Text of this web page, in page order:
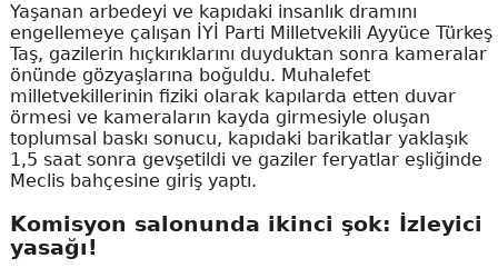
Yaşanan arbedeyi ve kapıdaki insanlık dramını
engellemeye çalışan İYİ Parti Milletvekili Ayyüce Türkeş
Taş, gazilerin hıçkırıklarını duyduktan sonra kameralar
önünde gözyaşlarına boğuldu. Muhalefet
milletvekillerinin fiziki olarak kapılarda etten duvar
örmesi ve kameraların kayda girmesiyle oluşan
toplumsal baskı sonucu, kapıdaki barikatlar yaklaşık
1,5 saat sonra gevşetildi ve gaziler feryatlar eşliğinde
Meclis bahçesine giriş yaptı.
Komisyon salonunda ikinci şok: İzleyici
yasağı!